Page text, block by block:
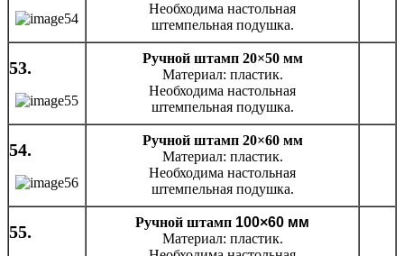
Необходима настольная
штемпельная подушка.
53.
Ручной штамп 20×50 мм
Материал: пластик.
Необходима настольная
штемпельная подушка.
54.
Ручной штамп 20×60 мм
Материал: пластик.
Необходима настольная
штемпельная подушка.
55. Ручной штамп 100×60 мм
Материал: пластик.